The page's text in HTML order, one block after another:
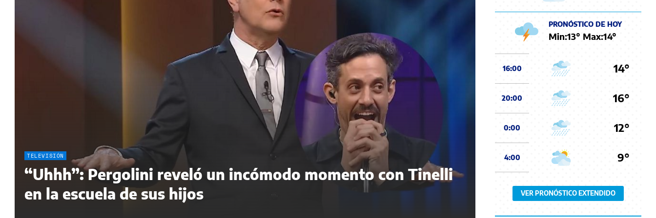
TELEVISIÓN
“Uhhh”: Pergolini reveló un incómodo momento con Tinelli
en la escuela de sus hijos
PRONÓSTICO DE HOY
Min:13° Max:14°
16:00 14°
20:00 16°
0:00 12°
4:00 9°
VER PRONÓSTICO EXTENDIDO